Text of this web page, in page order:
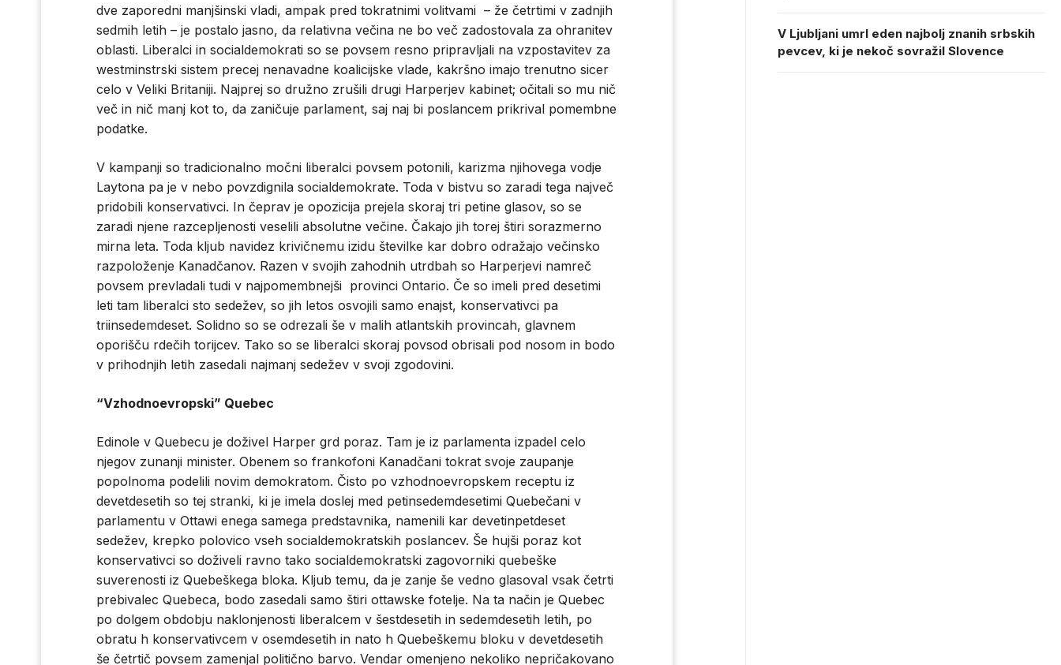
dve zaporedni manjšinski vladi, ampak pred tokratnimi volitvami – že četrtimi v zadnjih
sedmih letih – je postalo jasno, da relativna večina ne bo več zadostovala za ohranitev
oblasti. Liberalci in socialdemokrati so se povsem resno pripravljali na vzpostavitev za
westminstrski sistem precej nenavadne koalicijske vlade, kakršno imajo trenutno sicer
celo v Veliki Britaniji. Najprej so družno zrušili drugi Harperjev kabinet; očitali so mu nič
več in nič manj kot to, da zaničuje parlament, saj naj bi poslancem prikrival pomembne
podatke.
V kampanji so tradicionalno močni liberalci povsem potonili, karizma njihovega vodje
Laytona pa je v nebo povzdignila socialdemokrate. Toda v bistvu so zaradi tega največ
pridobili konservativci. In čeprav je opozicija prejela skoraj tri petine glasov, so se
zaradi njene razcepljenosti veselili absolutne večine. Čakajo jih torej štiri sorazmerno
mirna leta. Toda kljub navidez krivičnemu izidu številke kar dobro odražajo večinsko
razpoloženje Kanadčanov. Razen v svojih zahodnih utrdbah so Harperjevi namreč
povsem prevladali tudi v najpomembnejši provinci Ontario. Če so imeli pred desetimi
leti tam liberalci sto sedežev, so jih letos osvojili samo enajst, konservativci pa
triinsedemdeset. Solidno so se odrezali še v malih atlantskih provincah, glavnem
oporišču rdečih torijcev. Tako so se liberalci skoraj povsod obrisali pod nosom in bodo
v prihodnjih letih zasedali najmanj sedežev v svoji zgodovini.
“Vzhodnoevropski” Quebec
Edinole v Quebecu je doživel Harper grd poraz. Tam je iz parlamenta izpadel celo
njegov zunanji minister. Obenem so frankofoni Kanadčani tokrat svoje zaupanje
popolnoma podelili novim demokratom. Čisto po vzhodnoevropskem receptu iz
devetdesetih so tej stranki, ki je imela doslej med petinsedemdesetimi Quebečani v
parlamentu v Ottawi enega samega predstavnika, namenili kar devetinpetdeset
sedežev, krepko polovico vseh socialdemokratskih poslancev. Še hujši poraz kot
konservativci so doživeli ravno tako socialdemokratski zagovorniki quebeške
suverenosti iz Quebeškega bloka. Kljub temu, da je zanje še vedno glasoval vsak četrti
prebivalec Quebeca, bodo zasedali samo štiri ottawske fotelje. Na ta način je Quebec
po dolgem obdobju naklonjenosti liberalcem v šestdesetih in sedemdesetih letih, po
obratu h konservativcem v osemdesetih in nato h Quebeškemu bloku v devetdesetih
še četrtič povsem zamenjal politično barvo. Vendar omenjeno nekoliko nepričakovano
V Ljubljani umrl eden najbolj znanih srbskih
pevcev, ki je nekoč sovražil Slovence